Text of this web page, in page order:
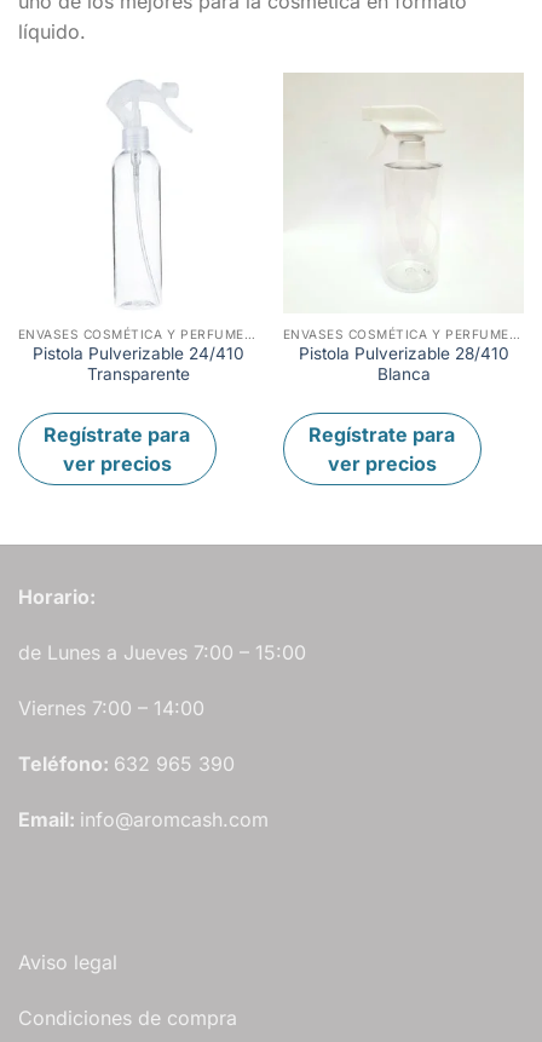
líquido.
Pistola Pulverizable 24/410
Transparente
Regístrate para
ver precios
Pistola Pulverizable 28/410
Blanca
Regístrate para
ver precios
Horario:
de Lunes a Jueves 7:00 – 15:00
Viernes 7:00 – 14:00
Teléfono: 632 965 390
Email: info@aromcash.com
Aviso legal
Condiciones de compra